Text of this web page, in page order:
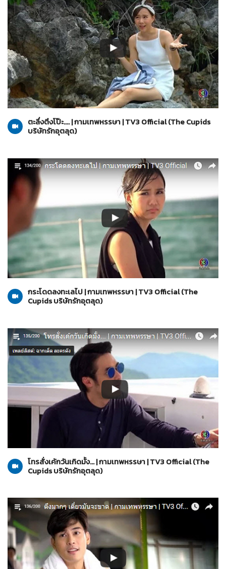
13-03-2560
The Cupids บริษัทรักอุตลุด
ตะลึ่งตึงโป๊ะ.... | กามเทพหรรษา | TV3 Official (The Cupids
บริษัทรักอุตลุด)
13-03-2560
The Cupids บริษัทรักอุตลุด
กระโดดลงทะเลไป | กามเทพหรรษา | TV3 Official (The
Cupids บริษัทรักอุตลุด)
13-03-2560
The Cupids บริษัทรักอุตลุด
โทรสั่งเค้กวันเกิดมั้ง... | กามเทพหรรษา | TV3 Official (The
Cupids บริษัทรักอุตลุด)